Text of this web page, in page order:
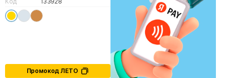
Промокод ЛЕТО